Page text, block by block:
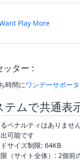
Play More
ッター :
時間にワンデーサポー
テムで共通表
ペナルティはありませ
可能です
サイズ制限: 64KB
（サイト全体）: 2個前